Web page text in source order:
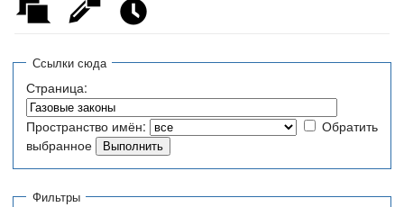
Ссылки сюда
Страница:
Пространство имён:
Обратить
выбранное
Фильтры